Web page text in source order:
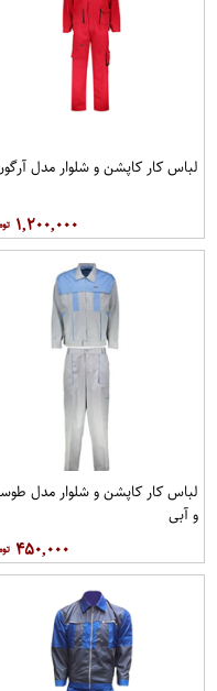
لباس کار کاپشن و شلوار مدل
۱,۲۰۰,۰۰۰
لباس کار کاپشن و شلوار مدل
و آبی
۴۵۰,۰۰۰